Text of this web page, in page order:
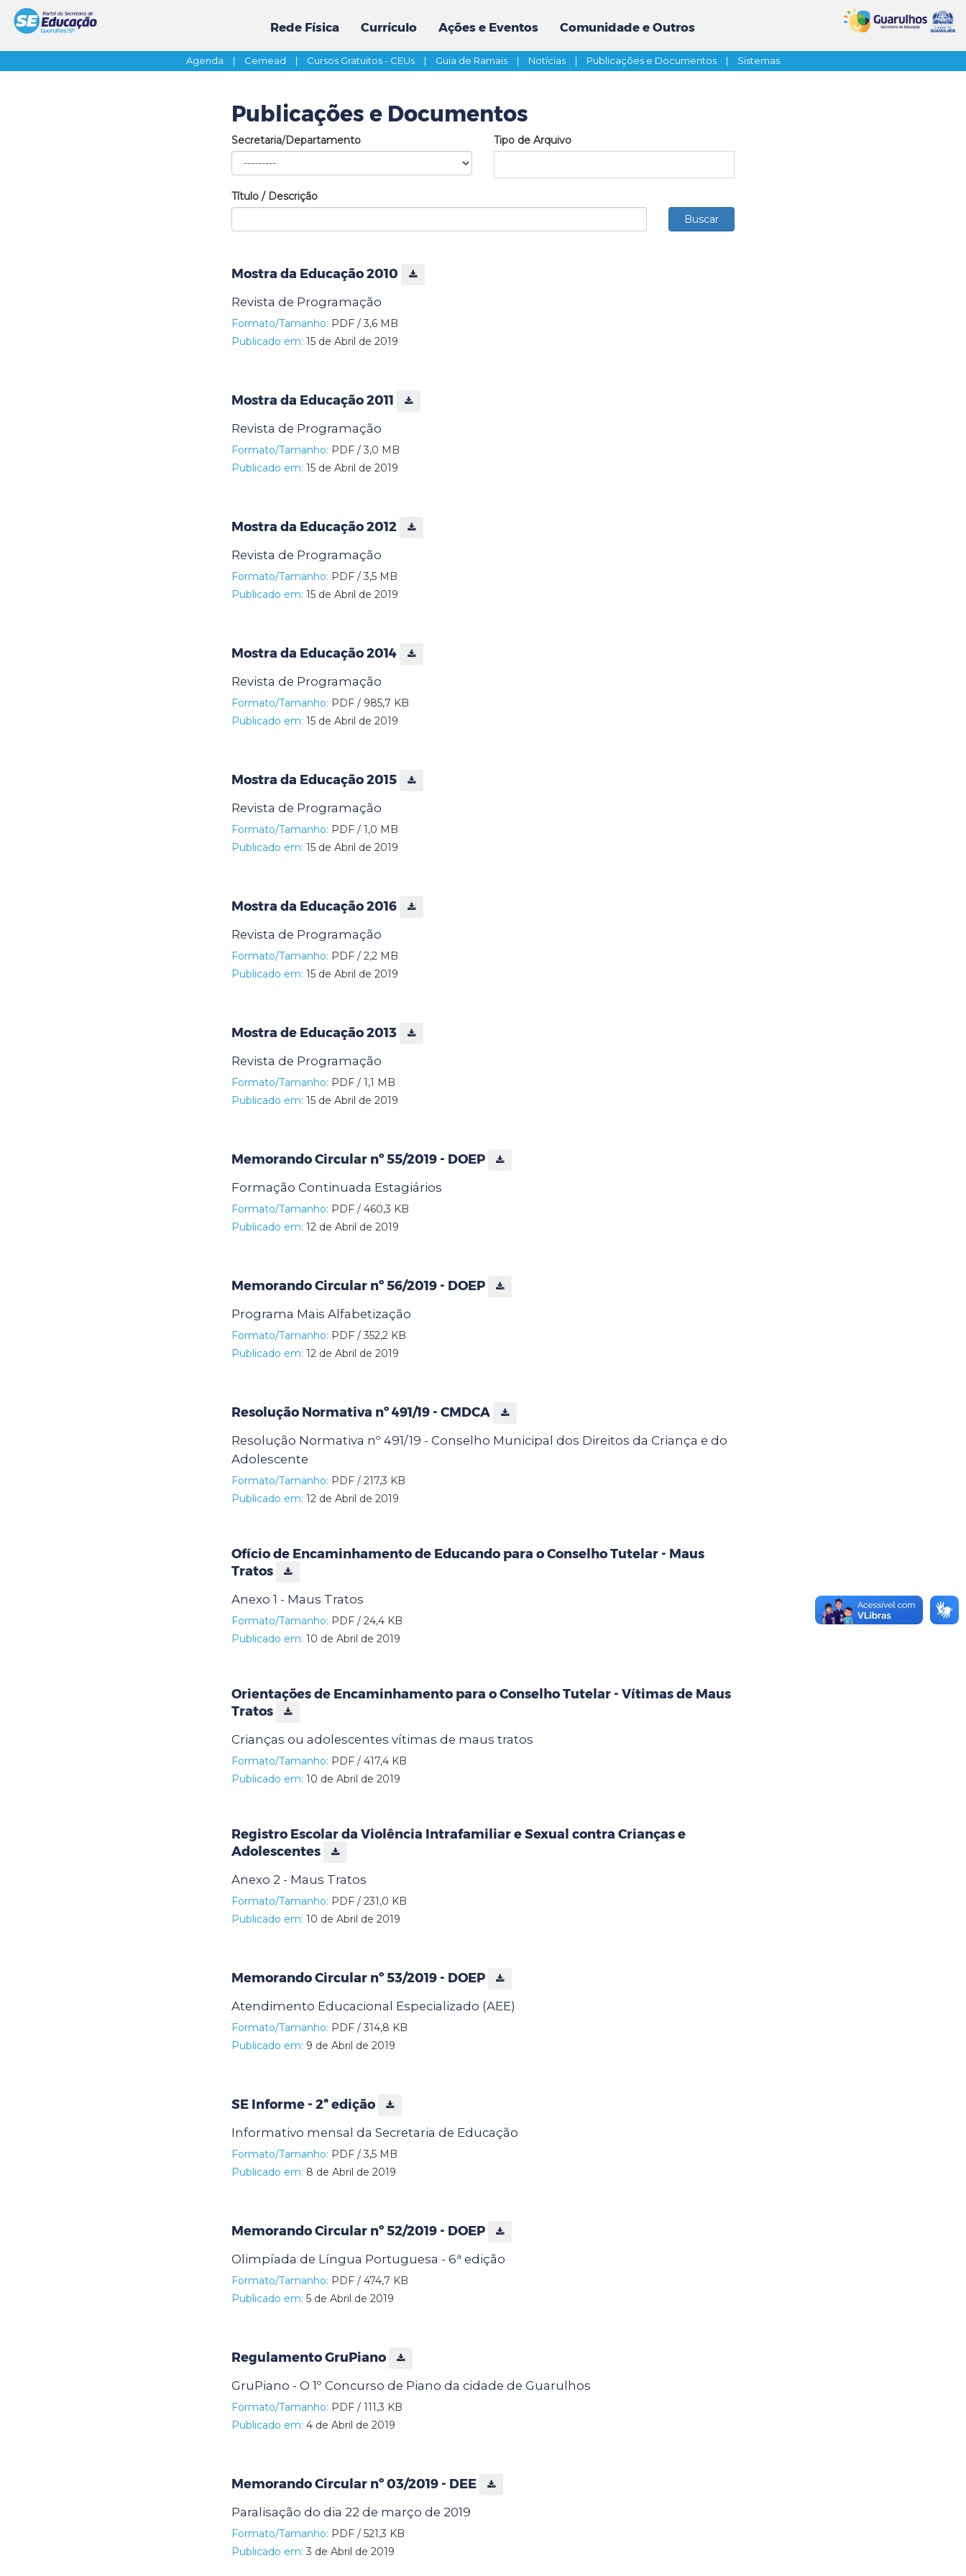
Rede Física Currículo Ações e Eventos Comunidade e Outros
Agenda | Cemead | Cursos Gratuitos - CEUs | Guia de Ramais | Notícias | Publicações e Documentos | Sistemas
Publicações e Documentos
Secretaria/Departamento Tipo de Arquivo
Título / Descrição
Mostra da Educação 2010
Revista de Programação
Formato/Tamanho: PDF / 3,6 MB
Publicado em: 15 de Abril de 2019
Mostra da Educação 2011
Revista de Programação
Formato/Tamanho: PDF / 3,0 MB
Publicado em: 15 de Abril de 2019
Mostra da Educação 2012
Revista de Programação
Formato/Tamanho: PDF / 3,5 MB
Publicado em: 15 de Abril de 2019
Mostra da Educação 2014
Revista de Programação
Formato/Tamanho: PDF / 985,7 KB
Publicado em: 15 de Abril de 2019
Mostra da Educação 2015
Revista de Programação
Formato/Tamanho: PDF / 1,0 MB
Publicado em: 15 de Abril de 2019
Mostra da Educação 2016
Revista de Programação
Formato/Tamanho: PDF / 2,2 MB
Publicado em: 15 de Abril de 2019
Mostra de Educação 2013
Revista de Programação
Formato/Tamanho: PDF / 1,1 MB
Publicado em: 15 de Abril de 2019
Memorando Circular nº 55/2019 - DOEP
Formação Continuada Estagiários
Formato/Tamanho: PDF / 460,3 KB
Publicado em: 12 de Abril de 2019
Memorando Circular nº 56/2019 - DOEP
Programa Mais Alfabetização
Formato/Tamanho: PDF / 352,2 KB
Publicado em: 12 de Abril de 2019
Resolução Normativa nº 491/19 - CMDCA
Resolução Normativa nº 491/19 - Conselho Municipal dos Direitos da Criança e do
Adolescente
Formato/Tamanho: PDF / 217,3 KB
Publicado em: 12 de Abril de 2019
Ofício de Encaminhamento de Educando para o Conselho Tutelar - Maus
Tratos
Anexo 1 - Maus Tratos
Formato/Tamanho: PDF / 24,4 KB
Publicado em: 10 de Abril de 2019
Orientações de Encaminhamento para o Conselho Tutelar - Vítimas de Maus
Tratos
Crianças ou adolescentes vítimas de maus tratos
Formato/Tamanho: PDF / 417,4 KB
Publicado em: 10 de Abril de 2019
Registro Escolar da Violência Intrafamiliar e Sexual contra Crianças e
Adolescentes
Anexo 2 - Maus Tratos
Formato/Tamanho: PDF / 231,0 KB
Publicado em: 10 de Abril de 2019
Memorando Circular nº 53/2019 - DOEP
Atendimento Educacional Especializado (AEE)
Formato/Tamanho: PDF / 314,8 KB
Publicado em: 9 de Abril de 2019
SE Informe - 2ª edição
Informativo mensal da Secretaria de Educação
Formato/Tamanho: PDF / 3,5 MB
Publicado em: 8 de Abril de 2019
Memorando Circular nº 52/2019 - DOEP
Olimpíada de Língua Portuguesa - 6ª edição
Formato/Tamanho: PDF / 474,7 KB
Publicado em: 5 de Abril de 2019
Regulamento GruPiano
GruPiano - O 1º Concurso de Piano da cidade de Guarulhos
Formato/Tamanho: PDF / 111,3 KB
Publicado em: 4 de Abril de 2019
Memorando Circular nº 03/2019 - DEE
Paralisação do dia 22 de março de 2019
Formato/Tamanho: PDF / 521,3 KB
Publicado em: 3 de Abril de 2019